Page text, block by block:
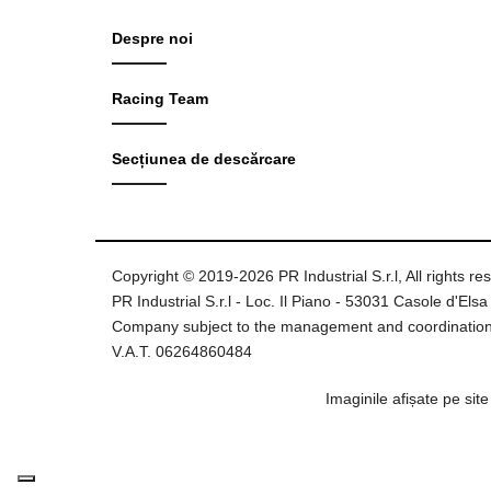
Despre noi
Racing Team
Secțiunea de descărcare
Copyright © 2019-2026 PR Industrial S.r.l, All rights
PR Industrial S.r.l - Loc. Il Piano - 53031 Casole d'Elsa
Company subject to the management and
V.A.T. 06264860484
Imaginile afișate pe